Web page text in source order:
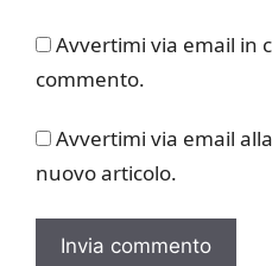
Avvertimi via email in
commento.
Avvertimi via email
nuovo articolo.